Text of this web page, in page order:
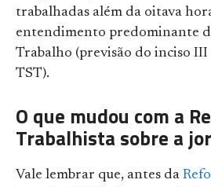
trabalhadas além da oitava
entendimento predominante
Trabalho (previsão do inciso III
TST).
O que mudou com a
Trabalhista sobre a
Vale lembrar que, antes da